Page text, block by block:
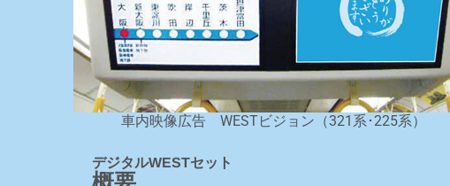
車内映像広告 WESTビジョン（321系･225系）
デジタルWESTセット